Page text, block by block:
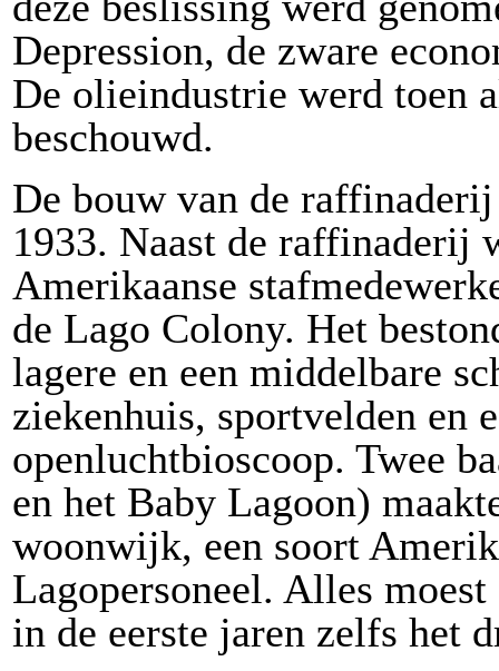
Depression, de zware
De olieindustrie werd toen
beschouwd.
De bouw van de
1933. Naast de raffinaderij
Amerikaanse
de Lago Colony. Het
lagere en een middelbare
ziekenhuis, sportvelden en
openluchtbioscoop. Twee
en het Baby Lagoon)
woonwijk, een soort
Lagopersoneel. Alles
in de eerste jaren zelfs het